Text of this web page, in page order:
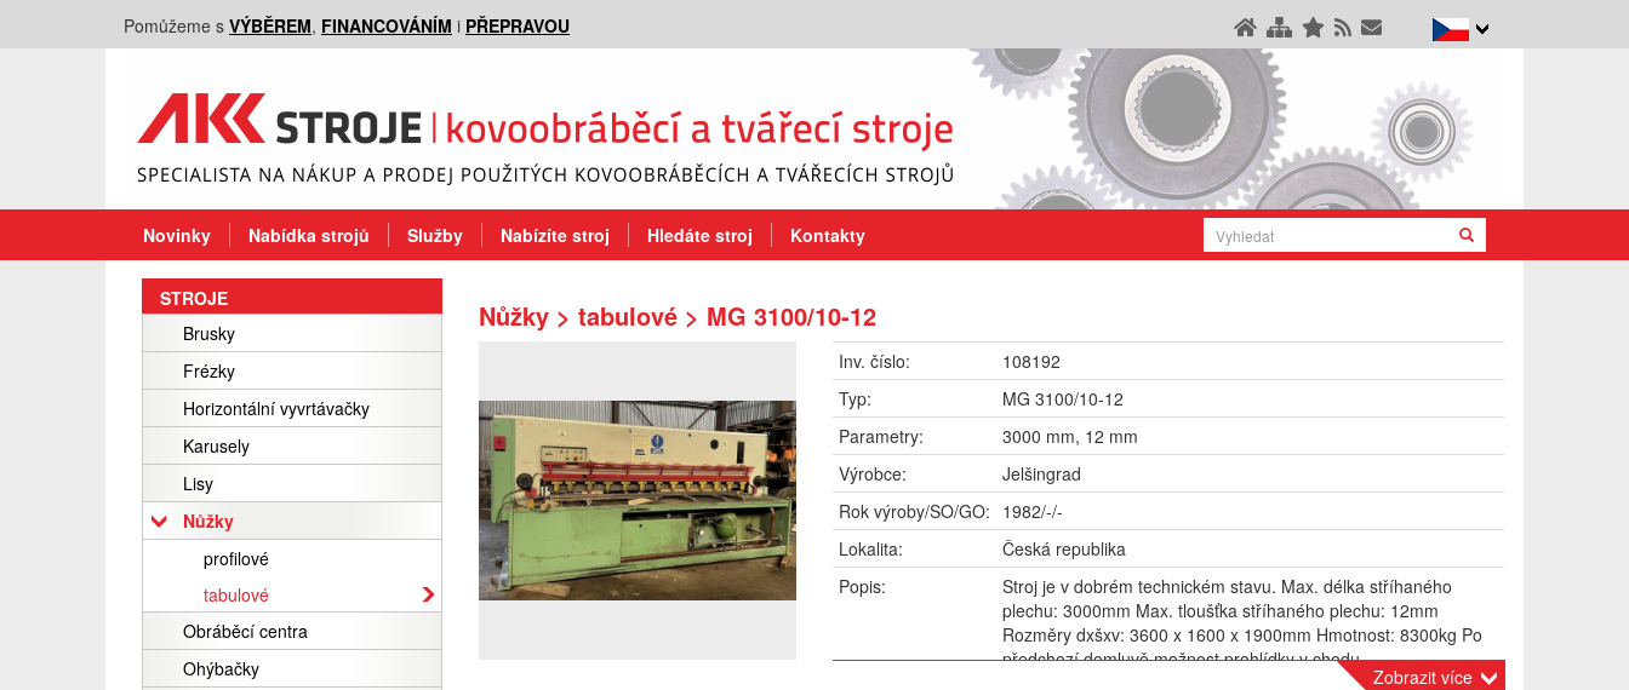
Pomůžeme s VÝBĚREM, FINANCOVÁNÍM i PŘEPRAVOU
Novinky Nabídka strojů Služby Nabízíte stroj Hledáte stroj Kontakty
STROJE
Brusky
Frézky
Horizontální vyvrtávačky
Karusely
Lisy
Nůžky
profilové
tabulové
Obráběcí centra
Ohýbačky
Nůžky > tabulové > MG 3100/10-12
Inv. číslo:
108192
Typ:
MG 3100/10-12
Parametry:
3000 mm, 12 mm
Výrobce:
Jelšingrad
Rok výroby/SO/GO: 1982/-/-
Lokalita:
Česká republika
Popis:
Stroj je v dobrém technickém stavu. Max. délka stříhaného
plechu: 3000mm Max. tloušťka stříhaného plechu: 12mm
Rozměry dxšxv: 3600 x 1600 x 1900mm Hmotnost: 8300kg Po
předchozí domluvě možnost prohlídky v chodu.
Zobrazit více